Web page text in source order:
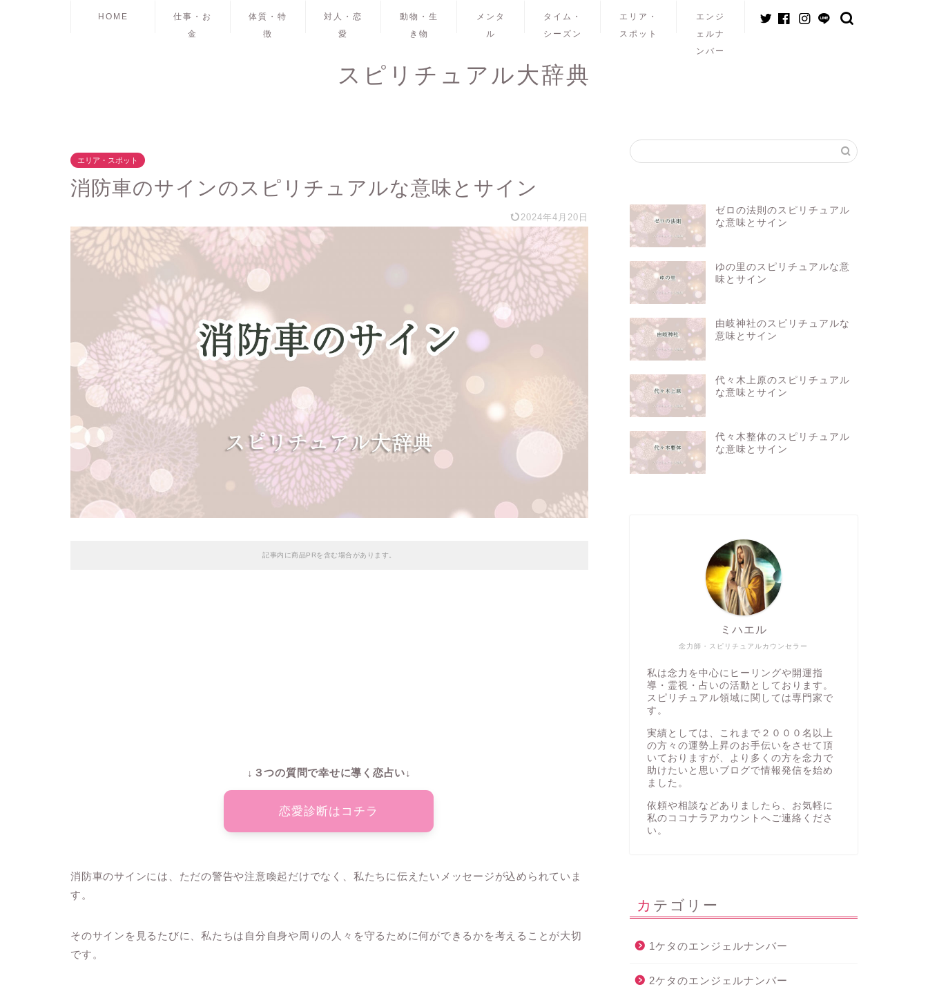
HOME
仕事・お
金
体質・特
徴
対人・恋
愛
動物・生
き物
メンタ
ル
タイム・
シーズン
エリア・
スポット
エンジ
ェルナ
ンバー
スピリチュアル大辞典
エリア・スポット
消防車のサインのスピリチュアルな意味とサイン
2024年4月20日
記事内に商品PRを含む場合があります。
↓３つの質問で幸せに導く恋占い↓
恋愛診断はコチラ
消防車のサインには、ただの警告や注意喚起だけでなく、私たちに伝えたいメッセージが込められていま
す。
そのサインを見るたびに、私たちは自分自身や周りの人々を守るために何ができるかを考えることが大切
です。
ゼロの法則のスピリチュアル
な意味とサイン
ゆの里のスピリチュアルな意
味とサイン
由岐神社のスピリチュアルな
意味とサイン
代々木上原のスピリチュアル
な意味とサイン
代々木整体のスピリチュアル
な意味とサイン
念力師・スピリチュアルカウンセラー
ミハエル
私は念力を中心にヒーリングや開運指
導・霊視・占いの活動としております。
スピリチュアル領域に関しては専門家で
す。
実績としては、これまで２０００名以上
の方々の運勢上昇のお手伝いをさせて頂
いておりますが、より多くの方を念力で
助けたいと思いブログで情報発信を始め
ました。
依頼や相談などありましたら、お気軽に
私の ココナラアカウント へご連絡くださ
い。
カテゴリー
1ケタのエンジェルナンバー
2ケタのエンジェルナンバー